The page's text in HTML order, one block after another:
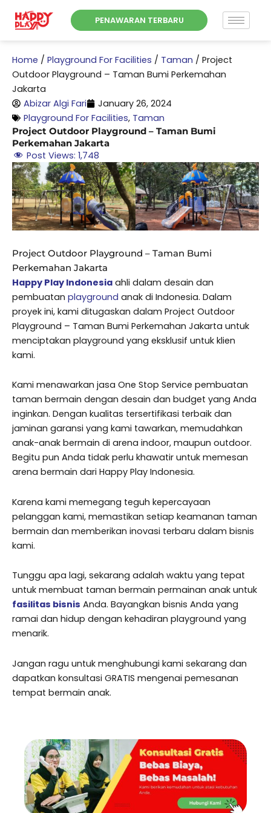
PENAWARAN TERBARU
Home / Playground For Facilities / Taman / Project
Outdoor Playground – Taman Bumi Perkemahan
Jakarta
Abizar Algi Fari
January 26, 2024
Playground For Facilities, Taman
Project Outdoor Playground – Taman Bumi
Perkemahan Jakarta
Post Views: 1,748
Project Outdoor Playground – Taman Bumi
Perkemahan Jakarta
Happy Play Indonesia ahli dalam desain dan
pembuatan playground anak di Indonesia. Dalam
proyek ini, kami ditugaskan dalam Project Outdoor
Playground – Taman Bumi Perkemahan Jakarta untuk
menciptakan playground yang eksklusif untuk klien
kami.
Kami menawarkan jasa One Stop Service pembuatan
taman bermain dengan desain dan budget yang Anda
inginkan. Dengan kualitas tersertifikasi terbaik dan
jaminan garansi yang kami tawarkan, memudahkan
anak-anak bermain di arena indoor, maupun outdoor.
Begitu pun Anda tidak perlu khawatir untuk memesan
arena bermain dari Happy Play Indonesia.
Karena kami memegang teguh kepercayaan
pelanggan kami, memastikan setiap keamanan taman
bermain dan memberikan inovasi terbaru dalam bisnis
kami.
Tunggu apa lagi, sekarang adalah waktu yang tepat
untuk membuat taman bermain permainan anak untuk
fasilitas bisnis Anda. Bayangkan bisnis Anda yang
ramai dan hidup dengan kehadiran playground yang
menarik.
Jangan ragu untuk menghubungi kami sekarang dan
dapatkan konsultasi GRATIS mengenai pemesanan
tempat bermain anak.